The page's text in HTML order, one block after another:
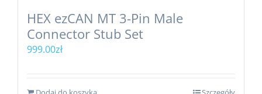
HEX ezCAN MT 3-Pin Male
Connector Stub Set
999.00zł